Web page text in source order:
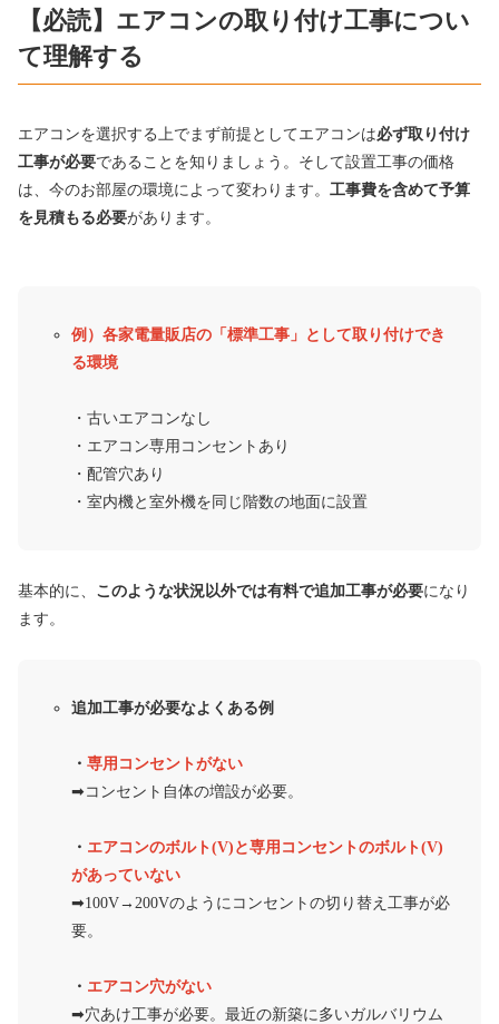
【必読】エアコンの取り付け工事につい
て理解する
エアコンを選択する上でまず前提としてエアコンは必ず取り付け
工事が必要であることを知りましょう。そして設置工事の価格
は、今のお部屋の環境によって変わります。 工事費を含めて予算
を見積もる必要があります。
例）各家電量販店の「標準工事」として取り付けでき
る環境
・古いエアコンなし
・エアコン専用コンセントあり
・配管穴あり
・室内機と室外機を同じ階数の地面に設置
基本的に、 このような状況以外では有料で追加工事が必要になり
ます。
追加工事が必要なよくある例
・ 専用コンセントがない
➡︎コンセント自体の増設が必要。
・ エアコンのボルト(V)と専用コンセントのボルト(V)
があっていない
➡︎100V→200Vのようにコンセントの切り替え工事が必
要。
・ エアコン穴がない
➡︎穴あけ工事が必要。最近の新築に多いガルバリウム